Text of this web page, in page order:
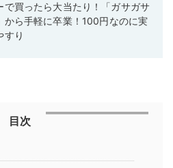
で買ったら大当たり！「ガサガサ
から手軽に卒業！100円なのに実
すり
目次